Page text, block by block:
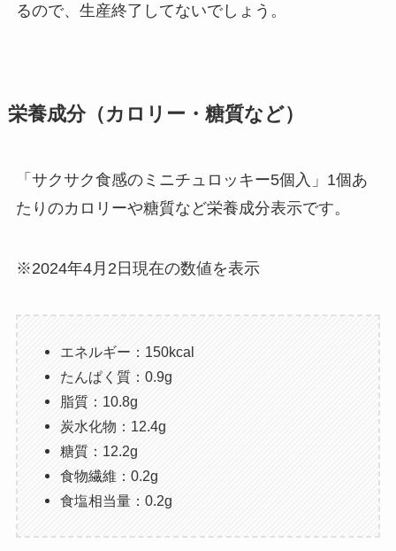
るので、生産終了してないでしょう。
栄養成分（カロリー・糖質など）
「サクサク食感のミニチュロッキー5個入」1個あ
たりのカロリーや糖質など栄養成分表示です。
※2024年4月2日現在の数値を表示
エネルギー：150kcal
たんぱく質：0.9g
脂質：10.8g
炭水化物：12.4g
糖質：12.2g
食物繊維：0.2g
食塩相当量：0.2g